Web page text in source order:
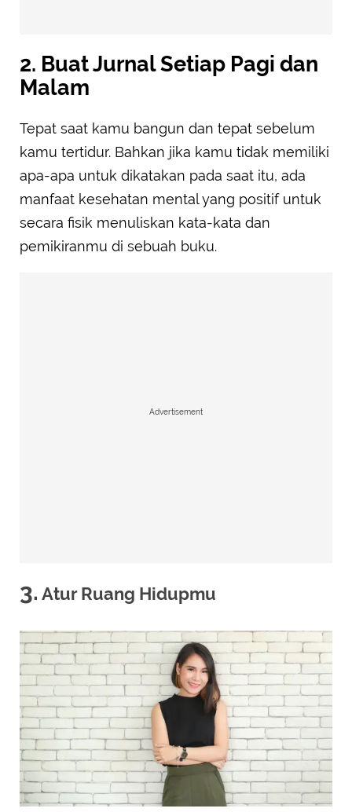
2. Buat Jurnal Setiap Pagi dan
Malam
Tepat saat kamu bangun dan tepat sebelum
kamu tertidur. Bahkan jika kamu tidak memiliki
apa-apa untuk dikatakan pada saat itu, ada
manfaat kesehatan mental yang positif untuk
secara fisik menuliskan kata-kata dan
pemikiranmu di sebuah buku.
Advertisement
3. Atur Ruang Hidupmu